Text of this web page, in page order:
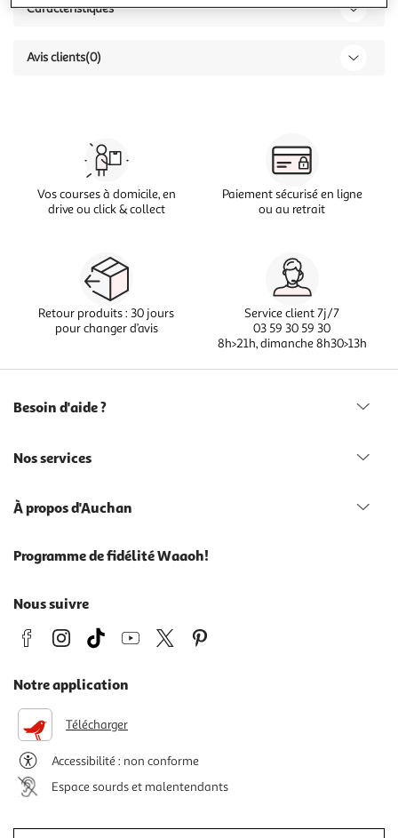
Caractéristiques
Avis clients(0)
Vos courses à domicile, en
drive ou click & collect
Paiement sécurisé en ligne
ou au retrait
Retour produits : 30 jours
pour changer d’avis
Service client 7j/7
03 59 30 59 30
8h>21h, dimanche 8h30>13h
Besoin d'aide ?
Nos services
À propos d'Auchan
Programme de fidélité Waaoh!
Nous suivre
Notre application
Télécharger
Accessibilité : non conforme
Espace sourds et malentendants